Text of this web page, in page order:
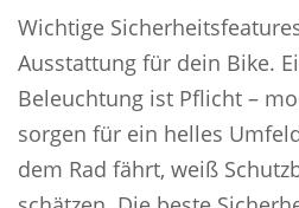
Wichtige
Ausstattung für dein Bike.
Beleuchtung ist Pflicht –
sorgen für ein helles
dem Rad fährt, weiß